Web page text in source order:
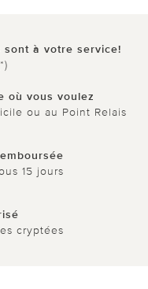
sont à votre service!
où vous voulez
ou au Point Relais
15 jours
cryptées